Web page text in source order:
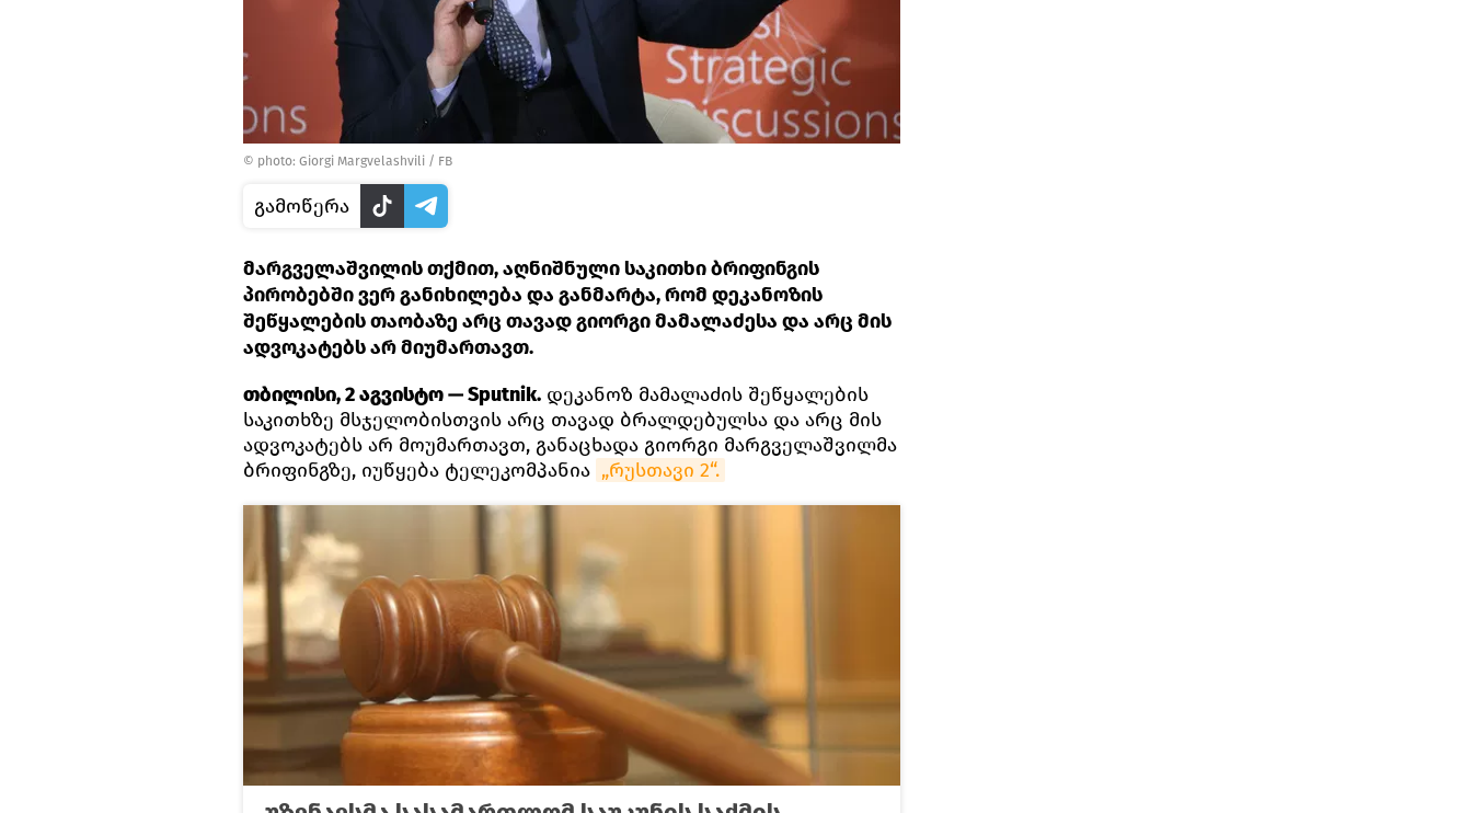
© photo: Giorgi Margvelashvili / FB
გამოწერა
მარგველაშვილის თქმით, აღნიშნული საკითხი ბრიფინგის
პირობებში ვერ განიხილება და განმარტა, რომ დეკანოზის
შეწყალების თაობაზე არც თავად გიორგი მამალაძესა და არც მის
ადვოკატებს არ მიუმართავთ.
თბილისი, 2 აგვისტო — Sputnik. დეკანოზ მამალაძის შეწყალების
საკითხზე მსჯელობისთვის არც თავად ბრალდებულსა და არც მის
ადვოკატებს არ მოუმართავთ, განაცხადა გიორგი მარგველაშვილმა
ბრიფინგზე, იუწყება ტელეკომპანია „რუსთავი 2“.